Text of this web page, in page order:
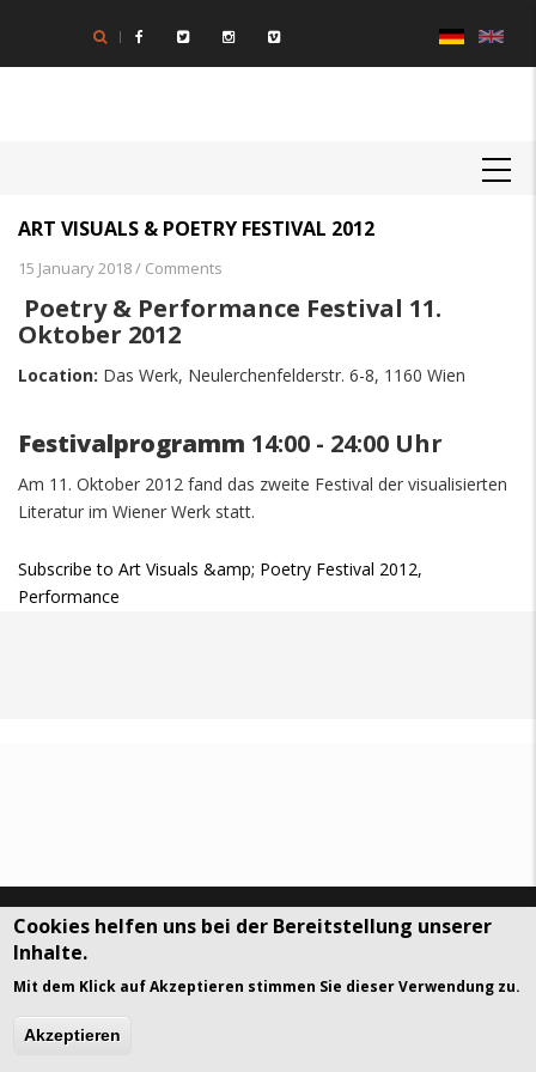
Inhalt
ART VISUALS & POETRY FESTIVAL 2012
15 January 2018/ Comments
Poetry & Performance Festival 11.
Oktober 2012
Location: Das Werk, Neulerchenfelderstr. 6-8, 1160 Wien
Festivalprogramm 14:00 - 24:00 Uhr
Am 11. Oktober 2012 fand das zweite Festival der visualisierten
Literatur im Wiener Werk statt.
Subscribe to Art Visuals &amp; Poetry Festival 2012,
Performance
DSGVO Datenschutz History
Cookies helfen uns bei der Bereitstellung unserer
Inhalte.
Mit dem Klick auf Akzeptieren stimmen Sie dieser Verwendung zu.
Akzeptieren